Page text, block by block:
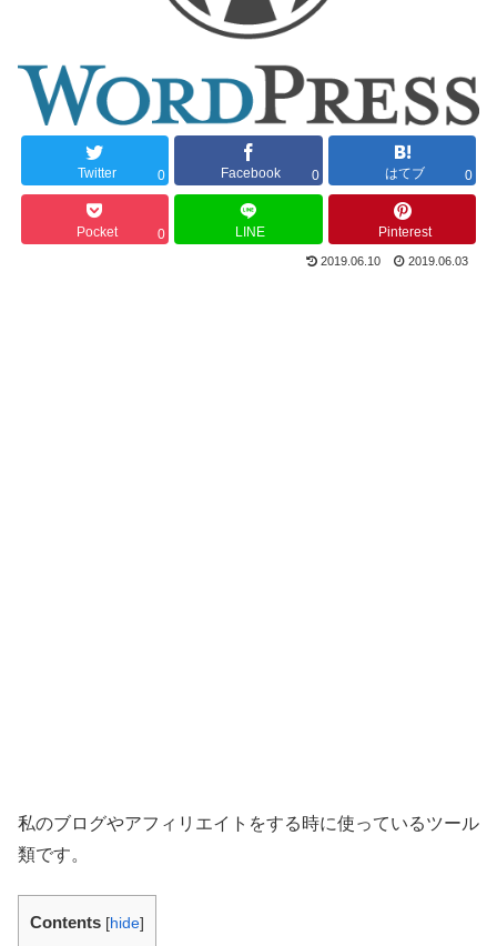
Twitter 0 Facebook 0 はてブ 0
Pocket 0 LINE Pinterest
2019.06.10 2019.06.03
私のブログやアフィリエイトをする時に使っているツール
類です。
Contents [hide]